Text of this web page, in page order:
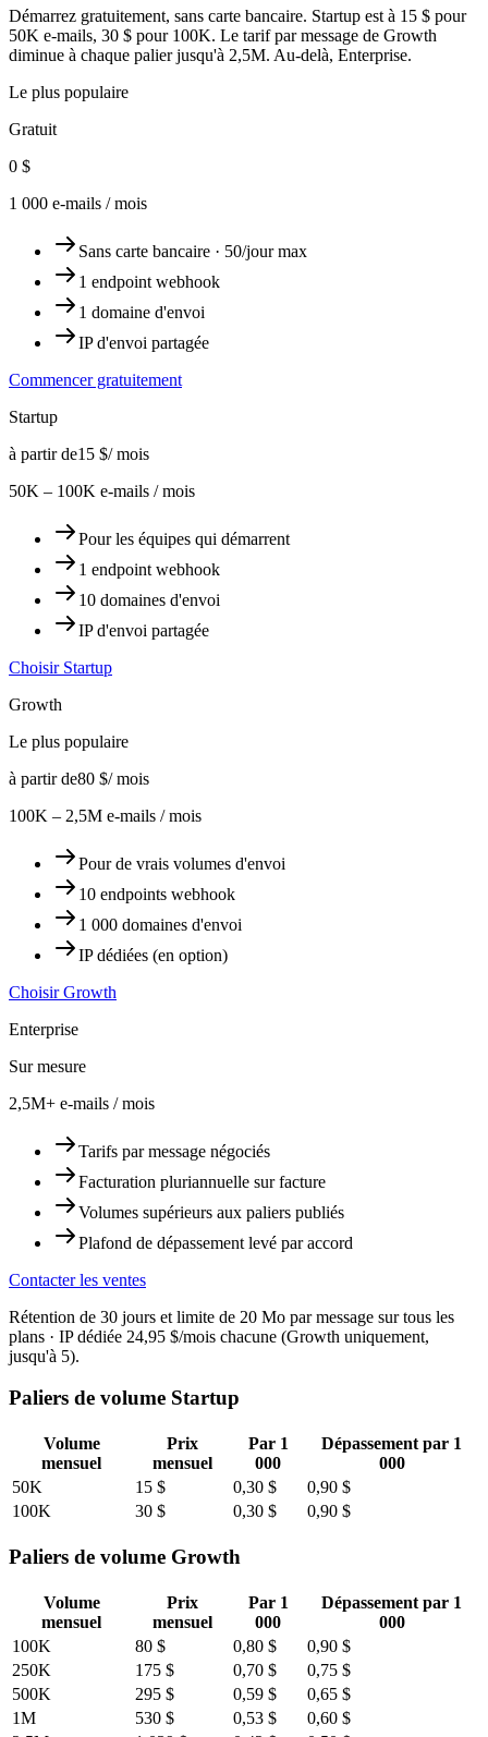
Démarrez gratuitement, sans carte bancaire. Startup est à 15 $ pour
50K e-mails, 30 $ pour 100K. Le tarif par message de Growth
diminue à chaque palier jusqu'à 2,5M. Au-delà, Enterprise.
Le plus populaire
Gratuit
0 $
1 000 e-mails / mois
Sans carte bancaire · 50/jour max
1 endpoint webhook
1 domaine d'envoi
IP d'envoi partagée
Commencer gratuitement
Startup
à partir de15 $/ mois
50K – 100K e-mails / mois
Pour les équipes qui démarrent
1 endpoint webhook
10 domaines d'envoi
IP d'envoi partagée
Choisir Startup
Growth
Le plus populaire
à partir de80 $/ mois
100K – 2,5M e-mails / mois
Pour de vrais volumes d'envoi
10 endpoints webhook
1 000 domaines d'envoi
IP dédiées (en option)
Choisir Growth
Enterprise
Sur mesure
2,5M+ e-mails / mois
Tarifs par message négociés
Facturation pluriannuelle sur facture
Volumes supérieurs aux paliers publiés
Plafond de dépassement levé par accord
Contacter les ventes
Rétention de 30 jours et limite de 20 Mo par message sur tous les
plans · IP dédiée 24,95 $/mois chacune (Growth uniquement,
jusqu'à 5).
Paliers de volume Startup
Volume
mensuel
Prix
mensuel
Par 1
000
Dépassement par 1
000
50K
15 $ 0,30 $
0,90 $
100K
30 $ 0,30 $ 0,90 $
Paliers de volume Growth
Volume
mensuel
Prix
mensuel
Par 1
000
Dépassement par 1
000
100K
80 $ 0,80 $
0,90 $
250K
175 $ 0,70 $
0,75 $
500K
295 $ 0,59 $
0,65 $
1M
530 $ 0,53 $
0,60 $